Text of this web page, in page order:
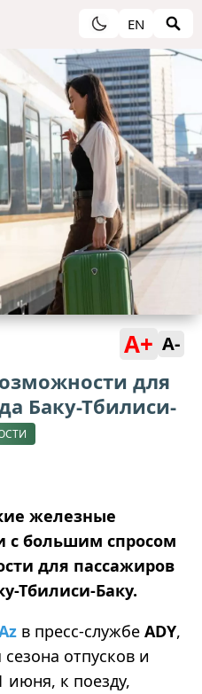
EN
A+ A-
для
Баку-Тбилиси-
железные
с большим спросом
для пассажиров
Тбилиси-Баку.
в пресс-службе ADY,
отпусков и
июня, к поезду,